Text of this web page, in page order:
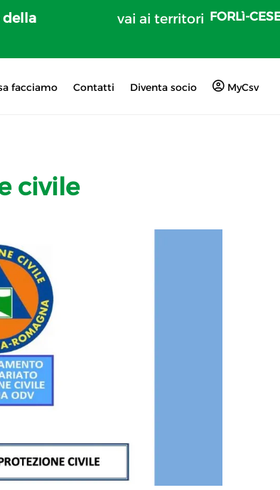
della
vai ai territori FORLì-
facciamo Contatti Diventa socio MyCsv
civile